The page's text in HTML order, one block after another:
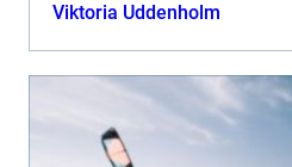
Viktoria Uddenholm